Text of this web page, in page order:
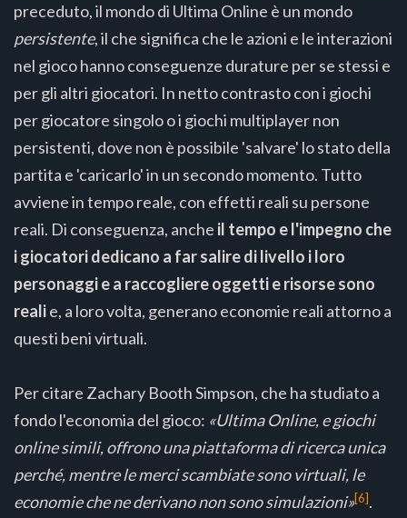
preceduto, il mondo di Ultima Online è un mondo
persistente, il che significa che le azioni e le interazioni
nel gioco hanno conseguenze durature per se stessi e
per gli altri giocatori. In netto contrasto con i giochi
per giocatore singolo o i giochi multiplayer non
persistenti, dove non è possibile 'salvare' lo stato della
partita e 'caricarlo' in un secondo momento. Tutto
avviene in tempo reale, con effetti reali su persone
reali. Di conseguenza, anche il tempo e l'impegno che
i giocatori dedicano a far salire di livello i loro
personaggi e a raccogliere oggetti e risorse sono
realie, a loro volta, generano economie reali attorno a
questi beni virtuali.
Per citare Zachary Booth Simpson, che ha studiato a
fondo l'economia del gioco: «Ultima Online, e giochi
online simili, offrono una piattaforma di ricerca unica
perché, mentre le merci scambiate sono virtuali, le
economie che ne derivano non sono simulazioni»[6].